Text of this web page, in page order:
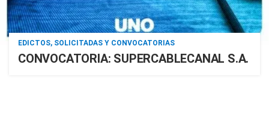
EDICTOS, SOLICITADAS Y CONVOCATORIAS
CONVOCATORIA: SUPERCABLECANAL S.A.